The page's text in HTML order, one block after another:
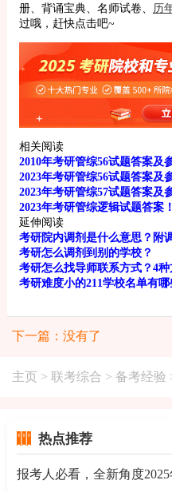
册、背诵宝典、名师试卷、
历
过哦，赶快点击吧~
相关阅读
2010年考研管综56试题答案及
2023年考研管综56试题答案及
2023年考研管综57试题答案及
2023年考研管综逻辑试题答案
延伸阅读
考研院内调剂是什么意思？附
考研怎么调剂到别的学校？
考研怎么找导师联系方式？4种
考研难度小的211学校名单有哪
下一篇：没有了
主页 > 联考综合 > 备考经验
热点推荐